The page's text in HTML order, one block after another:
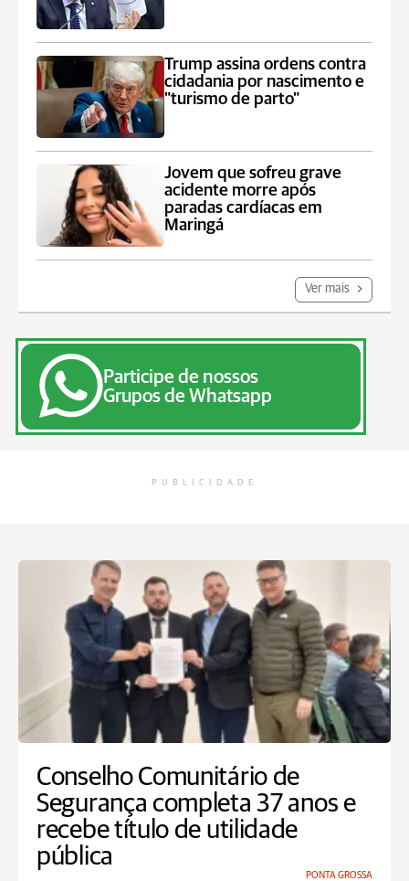
Trump assina ordens contra
cidadania por nascimento e
"turismo de parto"
Jovem que sofreu grave
acidente morre após
paradas cardíacas em
Maringá
Ver mais
Participe de nossos
Grupos de Whatsapp
PUBLICIDADE
Conselho Comunitário de
Segurança completa 37 anos e
recebe título de utilidade
pública
PONTA GROSSA